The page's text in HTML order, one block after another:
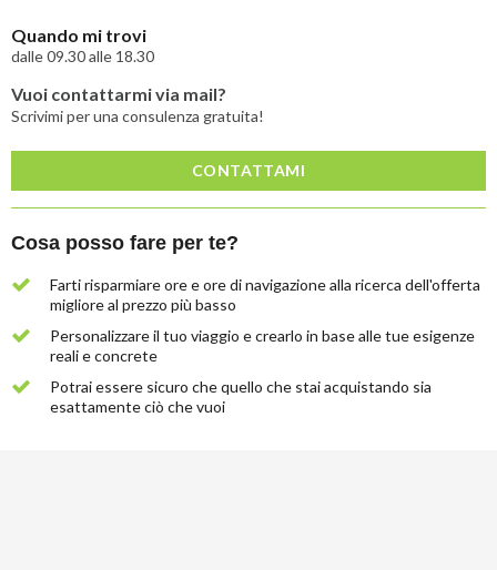
Quando mi trovi
dalle 09.30 alle 18.30
Vuoi contattarmi via mail?
Scrivimi per una consulenza gratuita!
CONTATTAMI
Cosa posso fare per te?
Farti risparmiare ore e ore di navigazione alla ricerca dell'offerta
migliore al prezzo più basso
Personalizzare il tuo viaggio e crearlo in base alle tue esigenze
reali e concrete
Potrai essere sicuro che quello che stai acquistando sia
esattamente ciò che vuoi